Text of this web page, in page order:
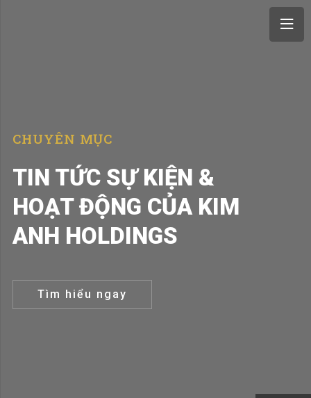
TIN TỨC SỰ KIỆN &
HOẠT ĐỘNG CỦA KIM
ANH HOLDINGS
CHUYÊN MỤC
Tìm hiểu ngay